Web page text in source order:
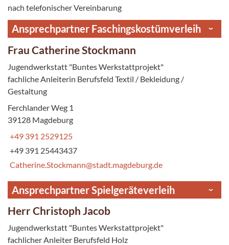
nach telefonischer Vereinbarung
Ansprechpartner Faschingskostümverleih
Frau Catherine Stockmann
Jugendwerkstatt "Buntes Werkstattprojekt"
fachliche Anleiterin Berufsfeld Textil / Bekleidung /
Gestaltung
Ferchlander Weg 1
39128 Magdeburg
+49 391 2529125
+49 391 25443437
Catherine.Stockmann@stadt.magdeburg.de
Ansprechpartner Spielgeräteverleih
Herr Christoph Jacob
Jugendwerkstatt "Buntes Werkstattprojekt"
fachlicher Anleiter Berufsfeld Holz